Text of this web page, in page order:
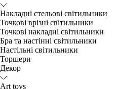
Накладні стельові світильники
Точкові врізні світильники
Точкові накладні світильники
Бра та настінні світильники
Настільні світильники
Торшери
Декор
Art toys